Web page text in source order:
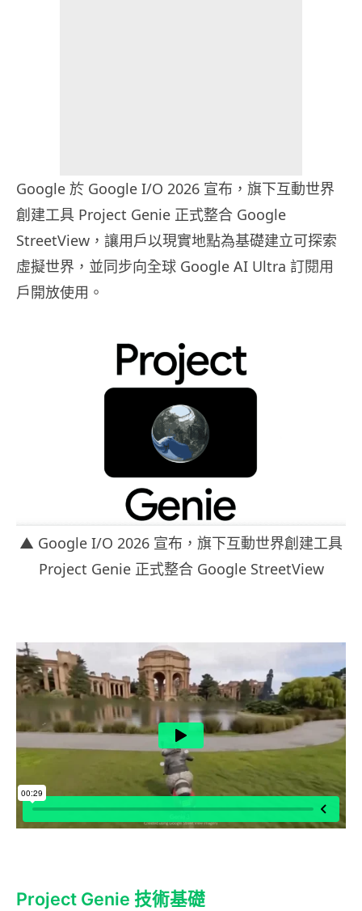
Google 於 Google I/O 2026 宣布，旗下互動世界
創建工具 Project Genie 正式整合 Google
StreetView，讓用戶以現實地點為基礎建立可探索
虛擬世界，並同步向全球 Google AI Ultra 訂閱用
戶開放使用。
▲ Google I/O 2026 宣布，旗下互動世界創建工具
Project Genie 正式整合 Google StreetView
Project Genie 技術基礎